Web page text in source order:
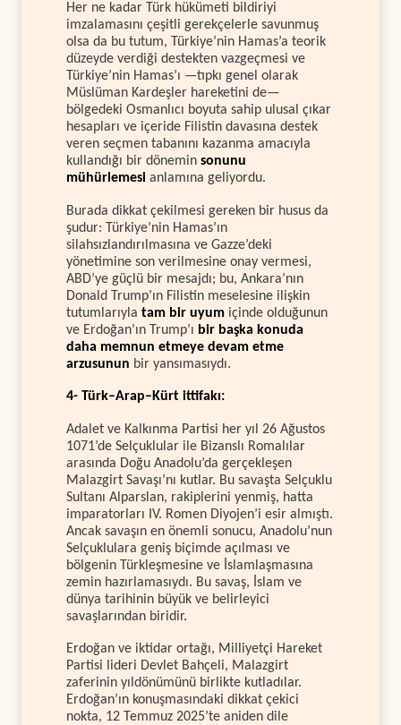
Her ne kadar Türk hükümeti bildiriyi
imzalamasını çeşitli gerekçelerle savunmuş
olsa da bu tutum, Türkiye’nin Hamas’a teorik
düzeyde verdiği destekten vazgeçmesi ve
Türkiye’nin Hamas’ı —tıpkı genel olarak
Müslüman Kardeşler hareketini de—
bölgedeki Osmanlıcı boyuta sahip ulusal çıkar
hesapları ve içeride Filistin davasına destek
veren seçmen tabanını kazanma amacıyla
kullandığı bir dönemin sonunu
mühürlemesi anlamına geliyordu.
Burada dikkat çekilmesi gereken bir husus da
şudur: Türkiye’nin Hamas’ın
silahsızlandırılmasına ve Gazze’deki
yönetimine son verilmesine onay vermesi,
ABD’ye güçlü bir mesajdı; bu, Ankara’nın
Donald Trump’ın Filistin meselesine ilişkin
tutumlarıyla tam bir uyum içinde olduğunun
ve Erdoğan’ın Trump’ı bir başka konuda
daha memnun etmeye devam etme
arzusunun bir yansımasıydı.
4- Türk–Arap–Kürt ittifakı:
Adalet ve Kalkınma Partisi her yıl 26 Ağustos
1071’de Selçuklular ile Bizanslı Romalılar
arasında Doğu Anadolu’da gerçekleşen
Malazgirt Savaşı’nı kutlar. Bu savaşta Selçuklu
Sultanı Alparslan, rakiplerini yenmiş, hatta
imparatorları IV. Romen Diyojen’i esir almıştı.
Ancak savaşın en önemli sonucu, Anadolu’nun
Selçuklulara geniş biçimde açılması ve
bölgenin Türkleşmesine ve İslamlaşmasına
zemin hazırlamasıydı. Bu savaş, İslam ve
dünya tarihinin büyük ve belirleyici
savaşlarından biridir.
Erdoğan ve iktidar ortağı, Milliyetçi Hareket
Partisi lideri Devlet Bahçeli, Malazgirt
zaferinin yıldönümünü birlikte kutladılar.
Erdoğan’ın konuşmasındaki dikkat çekici
nokta, 12 Temmuz 2025’te aniden dile